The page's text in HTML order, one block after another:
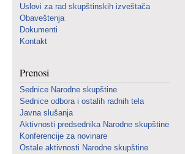
Uslovi za rad skupštinskih izveštača
Obaveštenja
Dokumenti
Kontakt
Prenosi
Sednice Narodne skupštine
Sednice odbora i ostalih radnih tela
Javna slušanja
Aktivnosti predsednika Narodne skupštine
Konferencije za novinare
Ostale aktivnosti Narodne skupštine